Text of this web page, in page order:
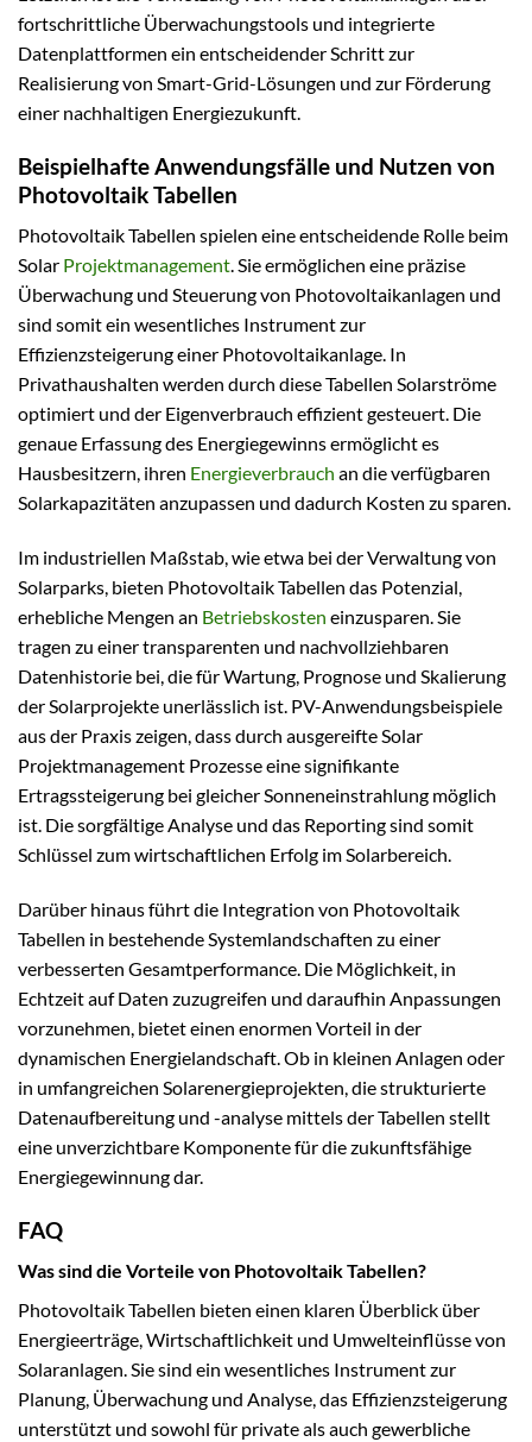
fortschrittliche Überwachungstools und integrierte
Datenplattformen ein entscheidender Schritt zur
Realisierung von Smart-Grid-Lösungen und zur Förderung
einer nachhaltigen Energiezukunft.
Beispielhafte Anwendungsfälle und Nutzen von
Photovoltaik Tabellen
Photovoltaik Tabellen spielen eine entscheidende Rolle beim
Solar Projektmanagement. Sie ermöglichen eine präzise
Überwachung und Steuerung von Photovoltaikanlagen und
sind somit ein wesentliches Instrument zur
Effizienzsteigerung einer Photovoltaikanlage. In
Privathaushalten werden durch diese Tabellen Solarströme
optimiert und der Eigenverbrauch effizient gesteuert. Die
genaue Erfassung des Energiegewinns ermöglicht es
Hausbesitzern, ihren Energieverbrauch an die verfügbaren
Solarkapazitäten anzupassen und dadurch Kosten zu sparen.
Im industriellen Maßstab, wie etwa bei der Verwaltung von
Solarparks, bieten Photovoltaik Tabellen das Potenzial,
erhebliche Mengen an Betriebskosten einzusparen. Sie
tragen zu einer transparenten und nachvollziehbaren
Datenhistorie bei, die für Wartung, Prognose und Skalierung
der Solarprojekte unerlässlich ist. PV-Anwendungsbeispiele
aus der Praxis zeigen, dass durch ausgereifte Solar
Projektmanagement Prozesse eine signifikante
Ertragssteigerung bei gleicher Sonneneinstrahlung möglich
ist. Die sorgfältige Analyse und das Reporting sind somit
Schlüssel zum wirtschaftlichen Erfolg im Solarbereich.
Darüber hinaus führt die Integration von Photovoltaik
Tabellen in bestehende Systemlandschaften zu einer
verbesserten Gesamtperformance. Die Möglichkeit, in
Echtzeit auf Daten zuzugreifen und daraufhin Anpassungen
vorzunehmen, bietet einen enormen Vorteil in der
dynamischen Energielandschaft. Ob in kleinen Anlagen oder
in umfangreichen Solarenergieprojekten, die strukturierte
Datenaufbereitung und -analyse mittels der Tabellen stellt
eine unverzichtbare Komponente für die zukunftsfähige
Energiegewinnung dar.
FAQ
Was sind die Vorteile von Photovoltaik Tabellen?
Photovoltaik Tabellen bieten einen klaren Überblick über
Energieerträge, Wirtschaftlichkeit und Umwelteinflüsse von
Solaranlagen. Sie sind ein wesentliches Instrument zur
Planung, Überwachung und Analyse, das Effizienzsteigerung
unterstützt und sowohl für private als auch gewerbliche